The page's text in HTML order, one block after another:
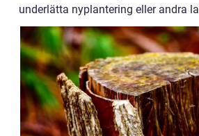
underlätta nyplantering eller andra